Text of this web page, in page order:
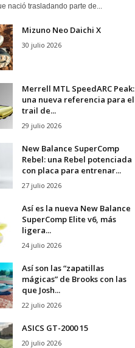
nació trasladando parte de...
Mizuno Neo Daichi X
30 julio 2026
Merrell MTL SpeedARC Peak:
una nueva referencia para el
trail de...
29 julio 2026
New Balance SuperComp
Rebel: una Rebel potenciada
con placa para entrenar...
27 julio 2026
Así es la nueva New Balance
SuperComp Elite v6, más
ligera...
24 julio 2026
Así son las “zapatillas
mágicas” de Brooks con las
que Josh...
22 julio 2026
ASICS GT-2000 15
20 julio 2026